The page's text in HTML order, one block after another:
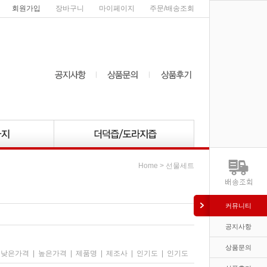
커뮤니티
공지사항
상품문의
회원가입 장바구니 마이페이지 주문/배송조회
Home > 선물세트
낮은가격 높은가격 제품명 제조사 인기도 인기도